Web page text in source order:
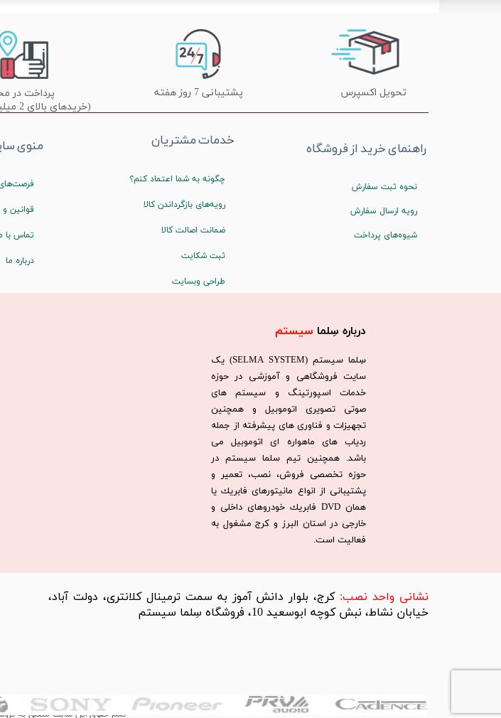
درباره سِلما سیستم​​​​​​​
سِلما سيستم (SELMA SYSTEM) یک
سایت فروشگاهی و آموزشی در حوزه
خدمات اسپورتینگ و سیستم های
صوتی تصویری اتوموبیل و همچنین
تجهیزات و فناوری های پیشرفته از جمله
ردیاب های ماهواره ای اتوموبیل می
باشد. همچنين تيم سلما سيستم در
حوزه تخصصی فروش، نصب، تعمير و
پشتيبانی از انواع مانيتورهای فابريك يا
همان DVD فابريك خودروهای داخلی و
خارجی در استان البرز و كرج مشغول به
فعاليت است.​​​​​​​
تحویل اکسپرس پشتیبانی 7 روز هفته
پرداخت در
(خریدهای بالای 2 میلیون تومان)
راهنمای خرید از فروشگاه
نحوه ثبت سفارش
رویه ارسال سفارش
شیوه‌های پرداخت
خدمات مشتریان
چگونه به شما اعتماد کنم؟
رویه‌های بازگرداندن کالا
ضمانت اصالت کالا
ثبت شکایت
طراحی وبسایت
منوی
قوانین
تماس با
درباره ما
تمام حقوق این سایت متعلق به
​نشانی واحد نصب: کرج، بلوار دانش آموز به سمت ترمینال کلانتری، دولت آباد،
خیابان نشاط، نبش کوچه ابوسعید 10، فروشگاه سِلما سیستم​​​​​​​